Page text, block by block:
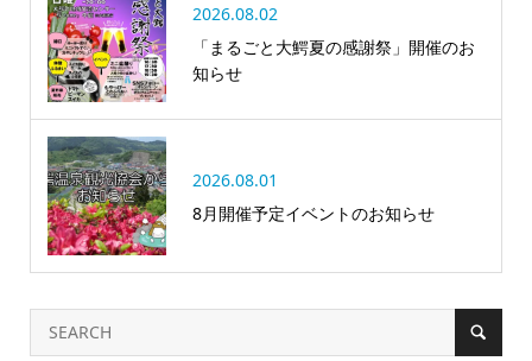
2026.08.02
「まるごと大鰐夏の感謝祭」開催のお
知らせ
2026.08.01
8月開催予定イベントのお知らせ